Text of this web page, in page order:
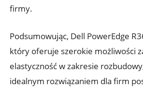
firmy.
Podsumowując, Dell PowerEdge
który oferuje szerokie możliwości
elastyczność w zakresie
idealnym rozwiązaniem dla firm